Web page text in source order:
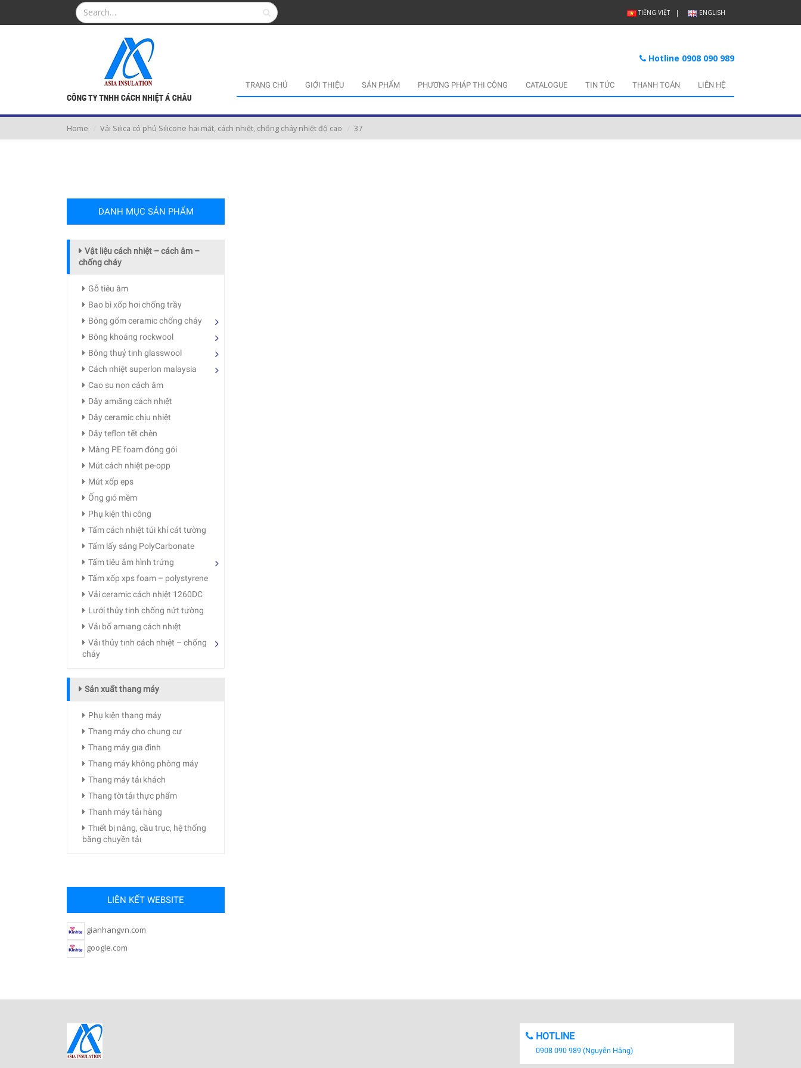
TIẾNG VIỆT ENGLISH
Hotline 0908 090 989
TRANG CHỦ GIỚI THIỆU SẢN PHẨM PHƯƠNG PHÁP THI CÔNG CATALOGUE TIN TỨC THANH TOÁN LIÊN HỆ
Home Vải Silica có phủ Silicone hai mặt, cách nhiệt, chống cháy nhiệt độ cao 37
DANH MỤC SẢN PHẨM
Vật liệu cách nhiệt – cách âm –
chống cháy
Gỗ tiêu âm
Bao bì xốp hơi chống trầy
Bông gốm ceramic chống cháy
Bông khoáng rockwool
Bông thuỷ tinh glasswool
Cách nhiệt superlon malaysia
Cao su non cách âm
Dây amıăng cách nhıệt
Dây ceramic chịu nhiệt
Dây teflon tết chèn
Màng PE foam đóng gói
Mút cách nhiệt pe-opp
Mút xốp eps
Ống gıó mềm
Phụ kiện thi công
Tấm cách nhiệt túi khí cát tường
Tấm lấy sáng PolyCarbonate
Tấm tiêu âm hình trứng
Tấm xốp xps foam – polystyrene
Vải ceramic cách nhiệt 1260DC
Lưới thủy tinh chống nứt tường
Vảı bố amıang cách nhıệt
Vảı thủy tınh cách nhıệt – chống
cháy
Sản xuất thang máy
Phụ kıện thang máy
Thang máy cho chung cư
Thang máy gıa đình
Thang máy không phòng máy
Thang máy tảı khách
Thang tờı tảı thực phẩm
Thanh máy tảı hàng
Thıết bị nâng, cầu trục, hệ thống
băng chuyền tảı
LIÊN KẾT WEBSITE
gianhangvn.com
google.com
HOTLINE
0908 090 989 (Nguyễn Hằng)